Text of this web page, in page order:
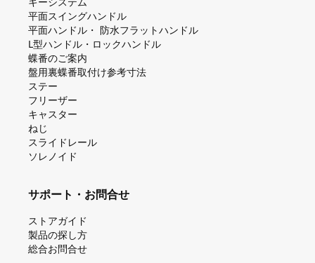
平⾯スイングハンドル
平⾯ハンドル・ 防⽔フラットハンドル
L型ハンドル・ロックハンドル
蝶番のご案内
盤⽤裏蝶番取付け参考⼨法
ステー
フリーザー
キャスター
ねじ
スライドレール
ソレノイド
サポート・お問合せ
ストアガイド
製品の探し⽅
総合お問合せ